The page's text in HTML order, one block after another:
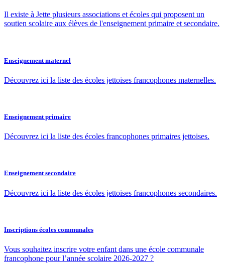
Il existe à Jette plusieurs associations et écoles qui proposent un
soutien scolaire aux élèves de l'enseignement primaire et secondaire.
Enseignement maternel
Découvrez ici la liste des écoles jettoises francophones maternelles.
Enseignement primaire
Découvrez ici la liste des écoles francophones primaires jettoises.
Enseignement secondaire
Découvrez ici la liste des écoles jettoises francophones secondaires.
Inscriptions écoles communales
Vous souhaitez inscrire votre enfant dans une école communale
francophone pour l’année scolaire 2026-2027 ?